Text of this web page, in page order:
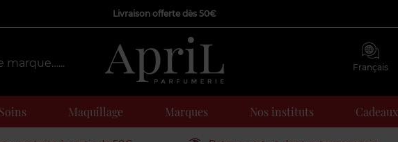
Livraison offerte dès 50€
Français
Soins Maquillage Marques Nos instituts Cadeaux